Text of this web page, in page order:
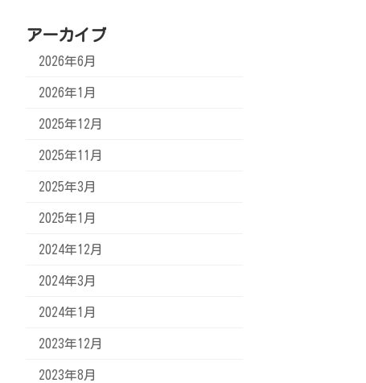
アーカイブ
2026年6月
2026年1月
2025年12月
2025年11月
2025年3月
2025年1月
2024年12月
2024年3月
2024年1月
2023年12月
2023年8月